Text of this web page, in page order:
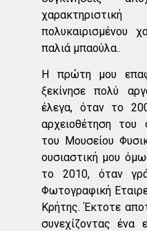
πολυκαιρισμένου
παλιά μπαούλα..
Η πρώτη μου
ξεκίνησε πολύ
έλεγα, όταν το
αρχειοθέτηση του
του Μουσείου
ουσιαστική μου
το 2010, όταν
Φωτογραφική
Κρήτης. Έκτοτε
συνεχίζοντας ένα